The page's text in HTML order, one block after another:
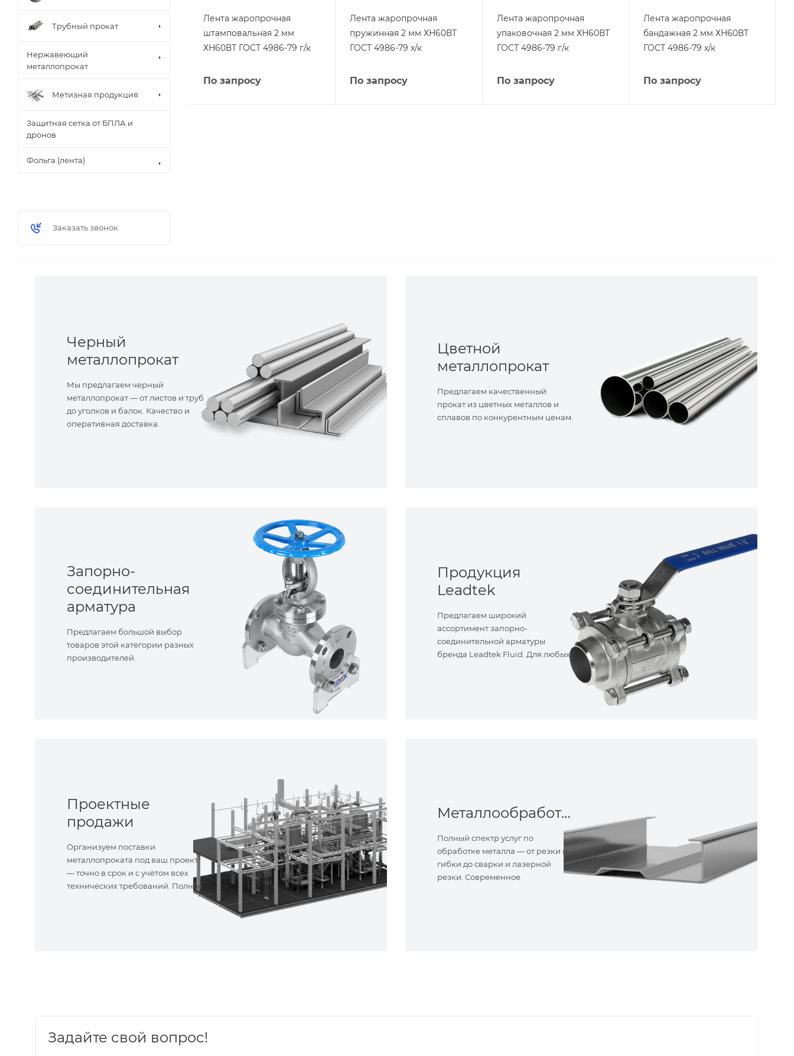
Лента жаропрочная
штамповальная 2 мм
ХН60ВТ ГОСТ 4986-79 г/к
По запросу
Лента жаропрочная
пружинная 2 мм ХН60ВТ
ГОСТ 4986-79 х/к
По запросу
Лента жаропрочная
упаковочная 2 мм ХН60ВТ
ГОСТ 4986-79 г/к
По запросу
Лента жаропрочная
бандажная 2 мм ХН60ВТ
ГОСТ 4986-79 х/к
По запросу
Трубный прокат
Нержавеющий
металлопрокат
Метизная продукция
Защитная сетка от БПЛА и
дронов
Фольга (лента)
Заказать звонок
Черный
металлопрокат
Мы предлагаем черный
металлопрокат — от листов и труб
до уголков и балок. Качество и
оперативная доставка.
Цветной
металлопрокат
Предлагаем качественный
прокат из цветных металлов и
сплавов по конкурентным ценам.
Запорно-
соединительная
арматура
Предлагаем большой выбор
товаров этой категории разных
производителей.
Продукция
Leadtek
Предлагаем широкий
ассортимент запорно-
соединительной арматуры
бренда Leadtek Fluid. Для любых
Проектные
продажи
Организуем поставки
металлопроката под ваш проект
— точно в срок и с учётом всех
технических требований. Полное
Металлообработка
Полный спектр услуг по
обработке металла — от резки и
гибки до сварки и лазерной
резки. Современное
Задайте свой вопрос!